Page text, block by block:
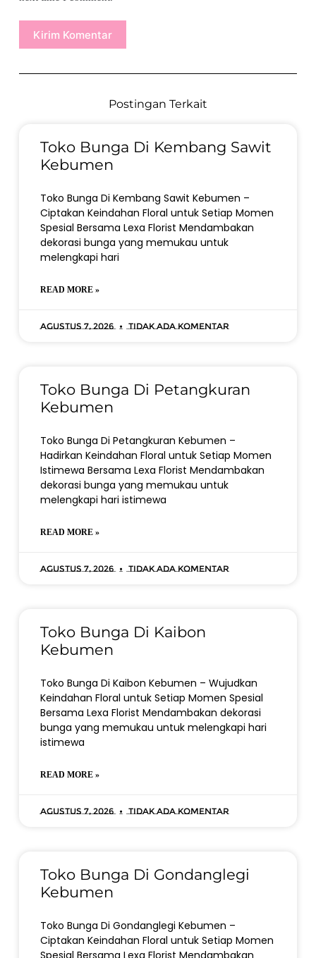
Kirim Komentar
Postingan Terkait
Toko Bunga Di Kembang Sawit
Kebumen
Toko Bunga Di Kembang Sawit Kebumen –
Ciptakan Keindahan Floral untuk Setiap Momen
Spesial Bersama Lexa Florist Mendambakan
dekorasi bunga yang memukau untuk
melengkapi hari
READ MORE »
Agustus 7, 2026 Tidak ada komentar
Toko Bunga Di Petangkuran
Kebumen
Toko Bunga Di Petangkuran Kebumen –
Hadirkan Keindahan Floral untuk Setiap Momen
Istimewa Bersama Lexa Florist Mendambakan
dekorasi bunga yang memukau untuk
melengkapi hari istimewa
READ MORE »
Agustus 7, 2026 Tidak ada komentar
Toko Bunga Di Kaibon
Kebumen
Toko Bunga Di Kaibon Kebumen – Wujudkan
Keindahan Floral untuk Setiap Momen Spesial
Bersama Lexa Florist Mendambakan dekorasi
bunga yang memukau untuk melengkapi hari
istimewa
READ MORE »
Agustus 7, 2026 Tidak ada komentar
Toko Bunga Di Gondanglegi
Kebumen
Toko Bunga Di Gondanglegi Kebumen –
Ciptakan Keindahan Floral untuk Setiap Momen
Spesial Bersama Lexa Florist Mendambakan